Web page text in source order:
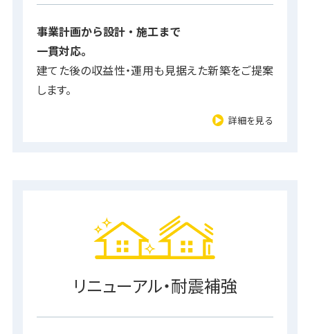
事業計画から設計・施工まで
一貫対応。
建てた後の収益性・運用も見据えた新築をご提案
します。
詳細を見る
リニューアル・耐震補強